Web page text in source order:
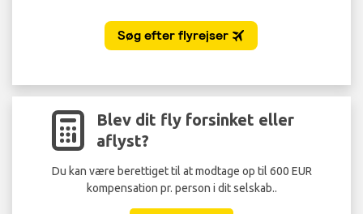
Blev dit fly forsinket eller
aflyst?
Du kan være berettiget til at modtage op til 600 EUR
kompensation pr. person i dit selskab..